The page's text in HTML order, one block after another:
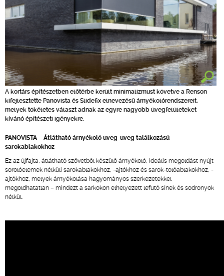
A kortárs építészetben előtérbe került minimalizmust követve a Renson
kifejlesztette Panovista és Slidefix elnevezésű árnyékolórendszereit,
melyek tökéletes választ adnak az egyre nagyobb üvegfelületeket
kívánó építészeti igényekre.
PANOVISTA – Átlátható árnyékoló üveg-üveg találkozású
sarokablakokhoz
Ez az újfajta, átlátható szövetből készülő árnyékoló, ideális megoldást nyújt
sorolóelemek nélküli sarokablakokhoz, -ajtókhoz és sarok-tolóablakokhoz, -
ajtókhoz, melyek árnyékolása hagyományos szerkezetekkel
megoldhatatlan – mindezt a sarkokon elhelyezett lefutó sínek és sodronyok
nélkül.